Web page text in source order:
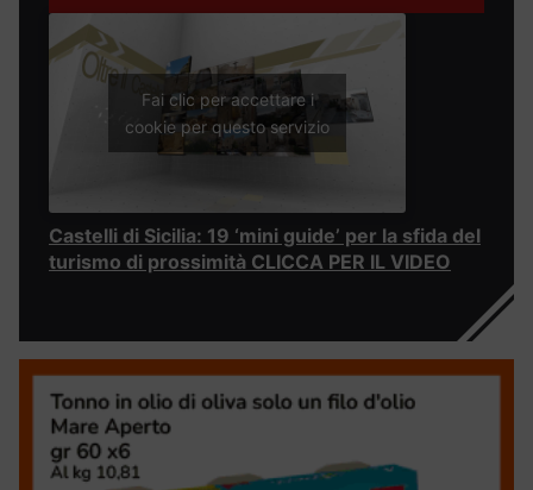
Fai clic per accettare i
cookie per questo servizio
Castelli di Sicilia: 19 ‘mini guide’ per la sfida del
turismo di prossimità CLICCA PER IL VIDEO